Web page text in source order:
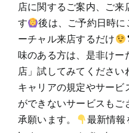
店に関するご案内、ご来
す
後は、ご予約日時
ーチャル来店するだけ
味のある方は、是非けー
店」試してみてください
キャリアの規定やサー
ができないサービスもご
承願います。
最新情報